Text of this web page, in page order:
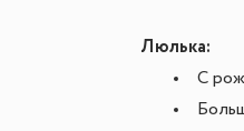
Люлька:
С